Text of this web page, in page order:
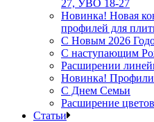
27, УВО 18-27
Новинка! Новая
профилей для
С Новым 2026
С наступающим
Расширении
Новинка! Профили
С Днем Семьи
Расширение
Статьи